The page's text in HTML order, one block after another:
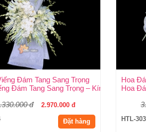
Đám Tang Sang Trọng
Đám Tang Sang Trọng – Kính Tận Tâm,
đ
2.970.000 đ
Đặt hàng
Hoa
HTL-303